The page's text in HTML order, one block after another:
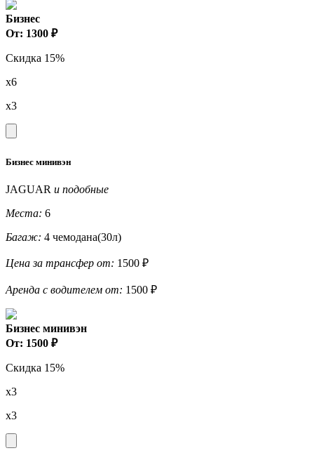
Бизнес
От: 1300 ₽
Скидка 15%
x6
x3
Бизнес минивэн
JAGUAR и подобные
Места: 6
Багаж: 4 чемодана(30л)
Цена за трансфер от: 1500 ₽
Аренда с водителем от: 1500 ₽
Бизнес минивэн
От: 1500 ₽
Скидка 15%
x3
x3